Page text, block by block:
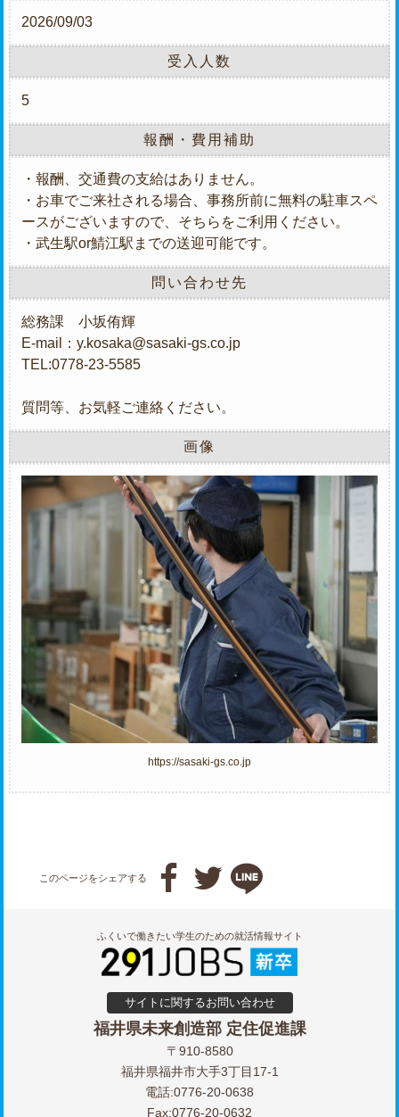
2026/09/03
受入人数
5
報酬・費用補助
・報酬、交通費の支給はありません。
・お車でご来社される場合、事務所前に無料の駐車スペ
ースがございますので、そちらをご利用ください。
・武生駅or鯖江駅までの送迎可能です。
問い合わせ先
総務課 小坂侑輝
E-mail：y.kosaka@sasaki-gs.co.jp
TEL:0778-23-5585
質問等、お気軽ご連絡ください。
画像
https://sasaki-gs.co.jp
このページをシェアする   
ふくいで働きたい学生のための就活情報サイト
サイトに関するお問い合わせ
福井県未来創造部 定住促進課
〒910-8580
福井県福井市大手3丁目17-1
電話:0776-20-0638
Fax:0776-20-0632